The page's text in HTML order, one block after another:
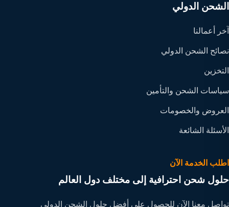
الشحن الدولي
آخر أعمالنا
نصائح الشحن الدولي
التخزين
سياسات الشحن والتأمين
العروض والخصومات
الأسئلة الشائعة
اطلب الخدمة الآن
حلول شحن احترافية إلى مختلف دول العالم
تواصل معنا الآن للحصول على أفضل حلول الشحن الدولي